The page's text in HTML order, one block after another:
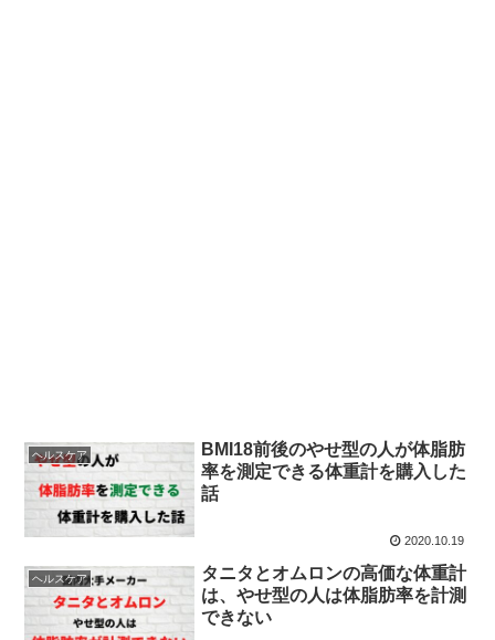
ヘルスケア
BMI18前後のやせ型の人が体脂肪
率を測定できる体重計を購入した
話
2020.10.19
ヘルスケア
タニタとオムロンの高価な体重計
は、やせ型の人は体脂肪率を計測
できない